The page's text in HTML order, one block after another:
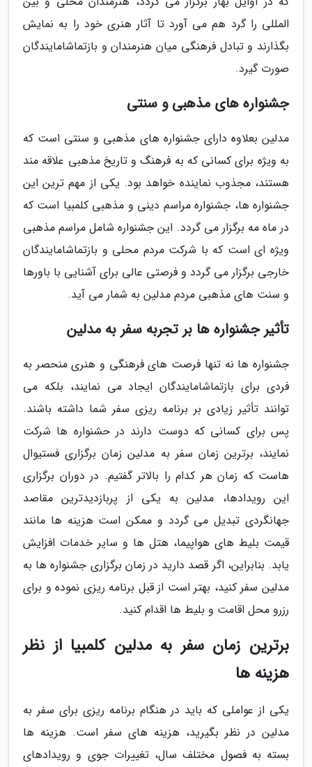
المللی را گرد هم می آورد تا آثار هنری خود را به نمایش
بگذارند و تبادل فرهنگی میان هنرمندان و بازتماشامایندگان
صورت گیرد.
جشنواره های مذهبی و سنتی
مدلین بعلاوه دارای جشنواره های مذهبی و سنتی است که
به ویژه برای کسانی که به فرهنگ و تاریخ مذهبی علاقه مند
هستند، مجذوب نماینده خواهد بود. یکی از مهم ترین این
جشنواره ها، جشنواره مراسم دینی و مذهبی کلمبیا است که
در ماه مه برگزار می گردد. این جشنواره شامل مراسم مذهبی
ویژه ای است که با شرکت مردم محلی و بازتماشامایندگان
خارجی برگزار می گردد و فرصتی عالی برای آشنایی با باورها
و سنت های مذهبی مردم مدلین به شمار می آید.
تأثیر جشنواره ها بر تجربه سفر به مدلین
جشنواره ها نه تنها فرصت های فرهنگی و هنری منحصر به
فردی برای بازتماشامایندگان ایجاد می نمایند، بلکه می
توانند تأثیر زیادی بر برنامه ریزی سفر شما داشته باشند.
پس برای کسانی که دوست دارند در حشنواره ها شرکت
نمایند، برترین زمان سفر به مدلین زمان برگزاری فستیوال
هاست که زمان هر کدام را بالاتر گفتیم. در دوران برگزاری
این رویدادها، مدلین به یکی از پربازدیدترین مقاصد
جهانگردی تبدیل می گردد و ممکن است هزینه ها مانند
قیمت بلیط های هواپیما، هتل ها و سایر خدمات افزایش
یابد. بنابراین، اگر قصد دارید در زمان برگزاری جشنواره ها به
مدلین سفر کنید، بهتر است از قبل برنامه ریزی نموده و برای
رزرو محل اقامت و بلیط ها اقدام کنید.
برترین زمان سفر به مدلین کلمبیا از نظر
هزینه ها
یکی از عواملی که باید در هنگام برنامه ریزی برای سفر به
مدلین در نظر بگیرید، هزینه های سفر است. هزینه ها
بسته به فصول مختلف سال، تغییرات جوی و رویدادهای